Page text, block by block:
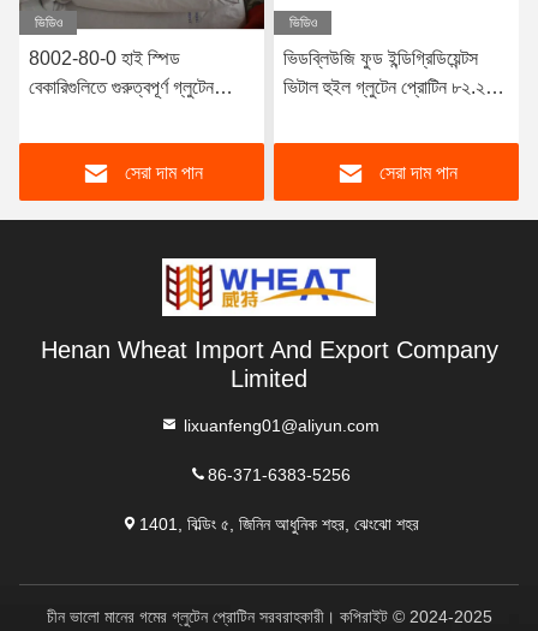
ভিডিও
8002-80-0 হাই স্পিড
বেকারিগুলিতে গুরুত্বপূর্ণ গ্লুটেন
সেরা দাম পান
ভিডিও
ভিডব্লিউজি ফুড ইন্ডিগ্রিডিয়েন্টস
ভিটাল হুইল গ্লুটেন প্রোটিন ৮২.২%
সেরা দাম পান
Henan Wheat Import And Export Company
Limited
lixuanfeng01@aliyun.com
86-371-6383-5256
1401, বিল্ডিং ৫, জিনিন আধুনিক শহর, ঝেংঝো শহর
চীন ভালো মানের গমের গ্লুটেন প্রোটিন সরবরাহকারী। কপিরাইট © 2024-2025